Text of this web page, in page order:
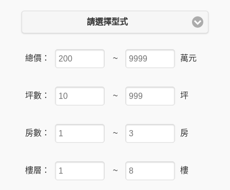
請選擇型式
總價： ~ 萬元
坪數： ~ 坪
房數： ~ 房
樓層： ~ 樓